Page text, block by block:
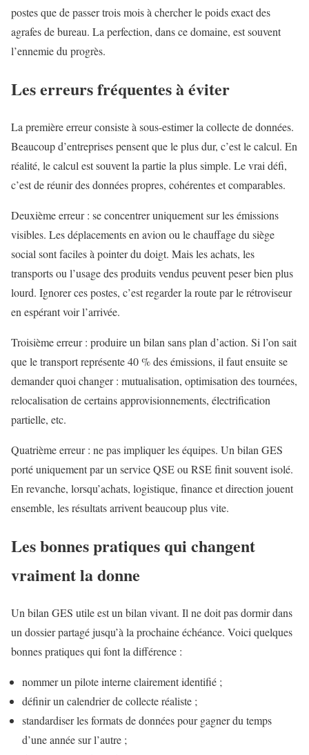
postes que de passer trois mois à chercher le poids exact des
agrafes de bureau. La perfection, dans ce domaine, est souvent
l’ennemie du progrès.
Les erreurs fréquentes à éviter
La première erreur consiste à sous-estimer la collecte de données.
Beaucoup d’entreprises pensent que le plus dur, c’est le calcul. En
réalité, le calcul est souvent la partie la plus simple. Le vrai défi,
c’est de réunir des données propres, cohérentes et comparables.
Deuxième erreur : se concentrer uniquement sur les émissions
visibles. Les déplacements en avion ou le chauffage du siège
social sont faciles à pointer du doigt. Mais les achats, les
transports ou l’usage des produits vendus peuvent peser bien plus
lourd. Ignorer ces postes, c’est regarder la route par le rétroviseur
en espérant voir l’arrivée.
Troisième erreur : produire un bilan sans plan d’action. Si l’on sait
que le transport représente 40 % des émissions, il faut ensuite se
demander quoi changer : mutualisation, optimisation des tournées,
relocalisation de certains approvisionnements, électrification
partielle, etc.
Quatrième erreur : ne pas impliquer les équipes. Un bilan GES
porté uniquement par un service QSE ou RSE finit souvent isolé.
En revanche, lorsqu’achats, logistique, finance et direction jouent
ensemble, les résultats arrivent beaucoup plus vite.
Les bonnes pratiques qui changent
vraiment la donne
Un bilan GES utile est un bilan vivant. Il ne doit pas dormir dans
un dossier partagé jusqu’à la prochaine échéance. Voici quelques
bonnes pratiques qui font la différence :
nommer un pilote interne clairement identifié ;
définir un calendrier de collecte réaliste ;
standardiser les formats de données pour gagner du temps
d’une année sur l’autre ;